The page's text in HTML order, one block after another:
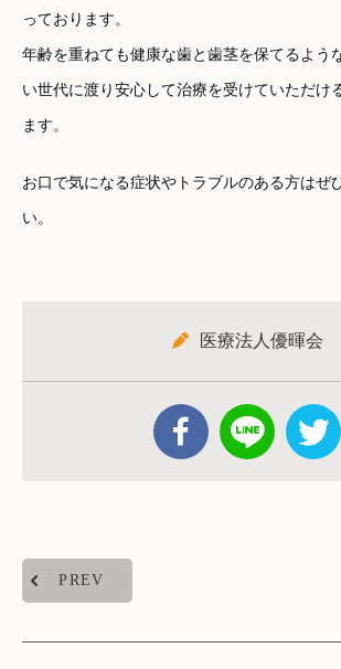
っております。
年齢を重ねても健康な歯と歯茎を保てるよう
い世代に渡り安心して治療を受けていただけ
ます。
お口で気になる症状やトラブルのある方はぜ
い。
医療法人優暉会
PREV